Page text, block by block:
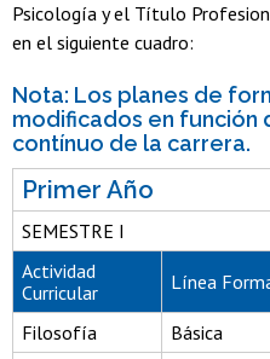
Psicología y el Título
en el siguiente cuadro:
Nota: Los planes de
modificados en función
contínuo de la carrera.
Primer Año
SEMESTRE I
Actividad
Curricular
Línea
Filosofía
Básica